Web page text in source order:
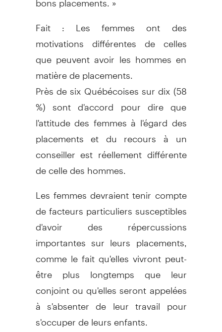
Fait : Les femmes ont des
motivations différentes de celles
que peuvent avoir les hommes en
matière de placements.
Près de six Québécoises sur dix (58
%) sont d'accord pour dire que
l'attitude des femmes à l'égard des
placements et du recours à un
conseiller est réellement différente
de celle des hommes.
Les femmes devraient tenir compte
de facteurs particuliers susceptibles
d'avoir des répercussions
importantes sur leurs placements,
comme le fait qu'elles vivront peut-
être plus longtemps que leur
conjoint ou qu'elles seront appelées
à s'absenter de leur travail pour
s'occuper de leurs enfants.